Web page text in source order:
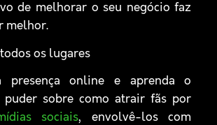
de melhorar o seu negócio faz
melhor.
os lugares
presença online e aprenda o
puder sobre como atrair fãs por
sociais, envolvê-los com